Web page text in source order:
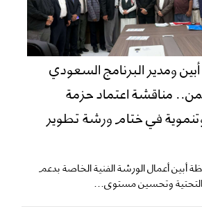
ومدير البرنامج السعودي
مناقشة اعتماد حزمة
في ختام ورشة تطوير
أبين أعمال الورشة الفنية الخاصة بدعم
التحتية وتحسين مستوى...